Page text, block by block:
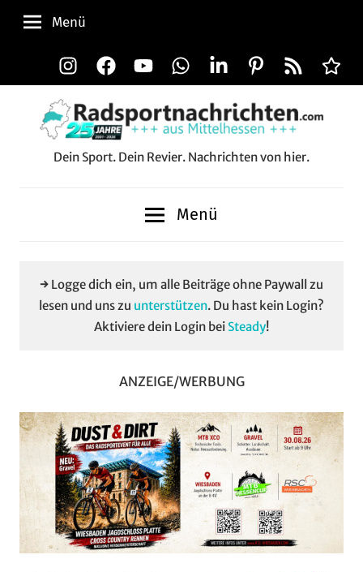
Zum
Inhalt
InstagramFacebookYouTubeWhatsAppLinkedInPinterest
RSS-
Feed
Alle
Menü
Dein Sport. Dein Revier. Nachrichten von hier.
Menü
→ Logge dich ein, um alle Beiträge ohne Paywall zu
lesen und uns zu unterstützen. Du hast kein Login?
Aktiviere dein Login bei Steady!
ANZEIGE/WERBUNG